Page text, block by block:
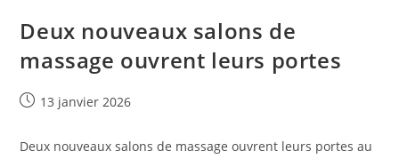
Deux nouveaux salons de
massage ouvrent leurs portes
13 janvier 2026
Deux nouveaux salons de massage ouvrent leurs portes au